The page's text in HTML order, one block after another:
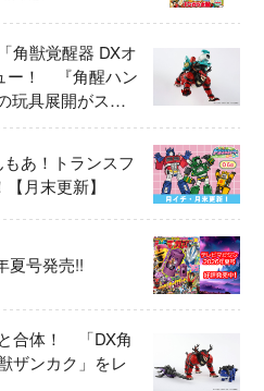
角獣覚醒器 DXオ
ー！ 『角醒ハン
玩具展開がスタ
あ！トランスフ
月末更新】
夏号発売!!
合体！ 「DX角
ザンカク」をレ